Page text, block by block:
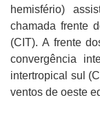
hemisfério)
chamada frente
(CIT). A frente
convergência
intertropical sul
ventos de oeste